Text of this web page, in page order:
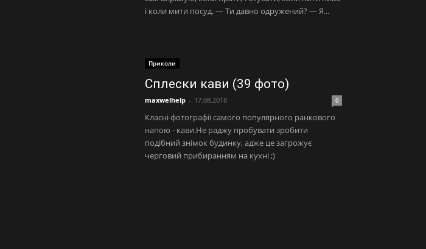
і коли мити посуд. — Ти давно одружений? — Я...
Приколи
Сплески кави (39 фото)
maxwelhelp - 17.08.2018 0
Класні фотографії самого популярного ранкового
напою - кави.Не раджу пробувати зробити
подібний знімок будинку, адже це загрожує
черговий прибиранням на кухні ;)